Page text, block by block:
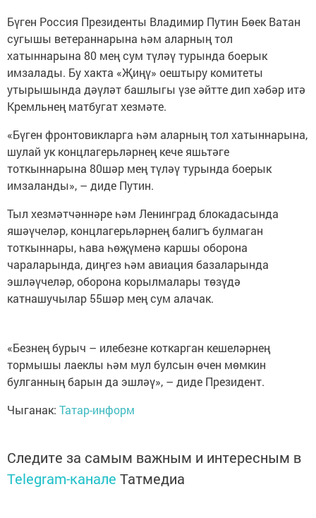
Бүген Россия Президенты Владимир Путин Бөек Ватан
сугышы ветераннарына һәм аларның тол
хатыннарына 80 мең сум түләү турында боерык
имзалады. Бу хакта «Җиңү» оештыру комитеты
утырышында дәүләт башлыгы үзе әйтте дип хәбәр итә
Кремльнең матбугат хезмәте.
«Бүген фронтовикларга һәм аларның тол хатыннарына,
шулай ук концлагерьләрнең кече яшьтәге
тоткыннарына 80шәр мең түләү турында боерык
имзаланды», – диде Путин.
Тыл хезмәтчәннәре һәм Ленинград блокадасында
яшәүчеләр, концлагерьләрнең балигъ булмаган
тоткыннары, һава һөҗүменә каршы оборона
чараларында, диңгез һәм авиация базаларында
эшләүчеләр, оборона корылмалары төзүдә
катнашучылар 55шәр мең сум алачак.
«Безнең бурыч – илебезне коткарган кешеләрнең
тормышы лаеклы һәм мул булсын өчен мөмкин
булганның барын да эшләү», – диде Президент.
Чыганак: Татар-информ
Следите за самым важным и интересным в
Telegram-канале Татмедиа